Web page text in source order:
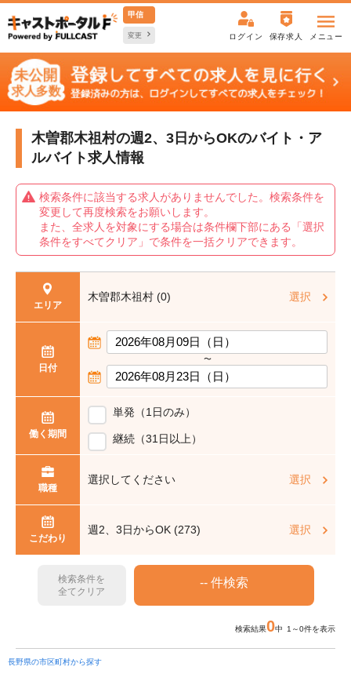
甲信
変更 ログイン 保存求人 メニュー
木曽郡木祖村の週2、3日からOKのバイト・ア
ルバイト求人情報
検索条件に該当する求人がありませんでした。検索条件を
変更して再度検索をお願いします。
また、全求人を対象にする場合は条件欄下部にある「選択
条件をすべてクリア」で条件を一括クリアできます。
エリア
木曽郡木祖村 (0) 選択
日付
〜
働く期間
単発（1日のみ）
継続（31日以上）
職種
選択してください 選択
こだわり
週2、3日からOK (273) 選択
検索条件を
全てクリア
検索結果0中 1～0件を表示
長野県の市区町村から探す